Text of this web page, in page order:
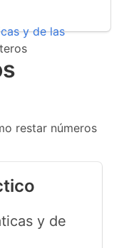
y de las
restar números
y de